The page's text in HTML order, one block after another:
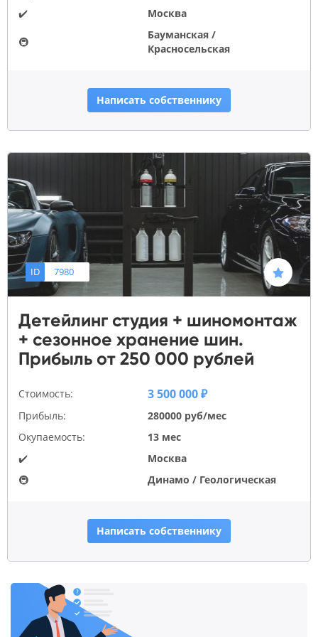
✔️
Москва
🚇
Бауманская /
Красносельская
Написать собственнику
ID 7980
Детейлинг студия + шиномонтаж
+ сезонное хранение шин.
Прибыль от 250 000 рублей
Стоимость: 3 500 000 ₽
Прибыль:
280000 руб/мес
Окупаемость:
13 мес
✔️
Москва
🚇
Динамо / Геологическая
Написать собственнику